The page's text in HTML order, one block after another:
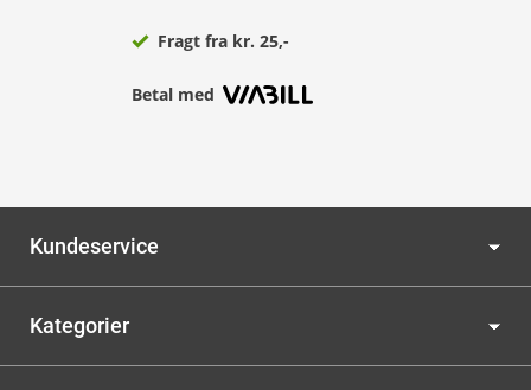
Fragt fra kr. 25,-
Betal med
Kundeservice
Kategorier